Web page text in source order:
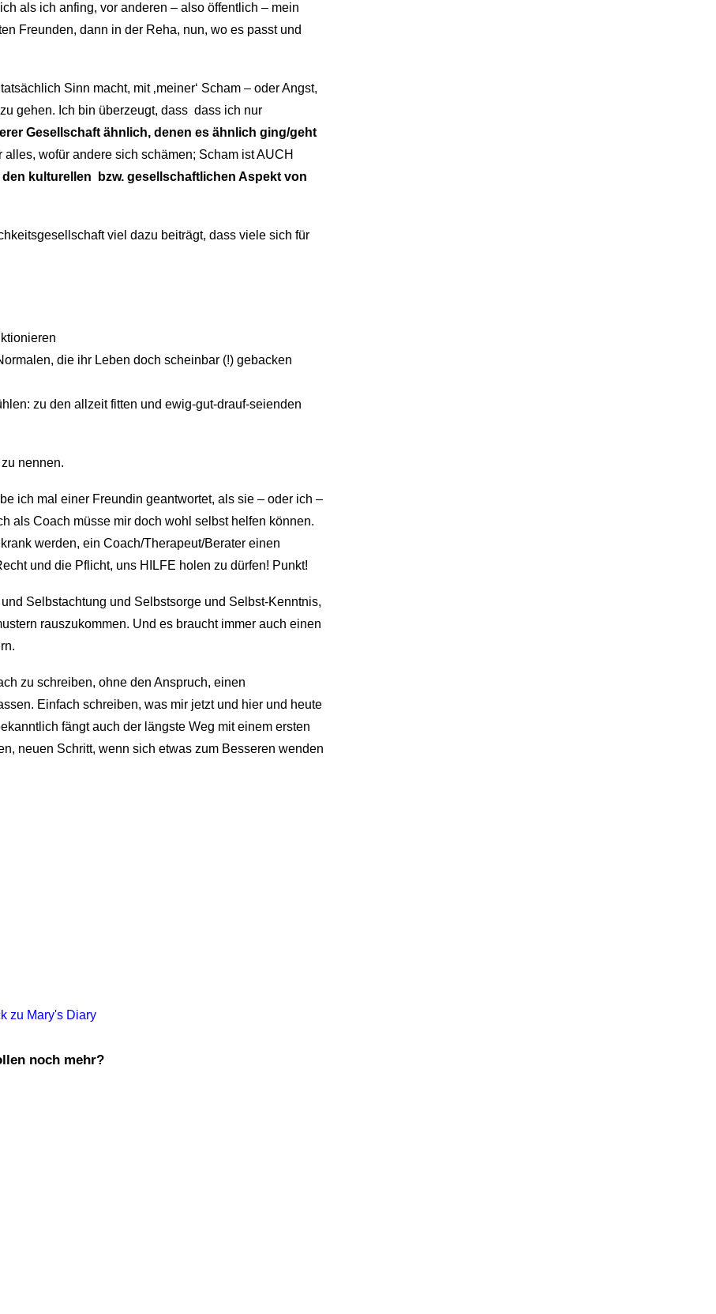
als ich anfing, vor anderen – also öffentlich – mein
Freunden, dann in der Reha, nun, wo es passt und
Sinn macht, mit ‚meiner‘ Scham – oder Angst,
gehen. Ich bin überzeugt, dass dass ich nur
Gesellschaft ähnlich, denen es ähnlich ging/geht
wofür andere sich schämen; Scham ist AUCH
den kulturellen bzw. gesellschaftlichen Aspekt von
viel dazu beiträgt, dass viele sich für
die ihr Leben doch scheinbar (!) gebacken
zu den allzeit fitten und ewig-gut-drauf-seienden
nennen.
ich mal einer Freundin geantwortet, als sie – oder ich –
als Coach müsse mir doch wohl selbst helfen können.
werden, ein Coach/Therapeut/Berater einen
und die Pflicht, uns HILFE holen zu dürfen! Punkt!
Selbstachtung und Selbstsorge und Selbst-Kenntnis,
rauszukommen. Und es braucht immer auch einen
zu schreiben, ohne den Anspruch, einen
Einfach schreiben, was mir jetzt und hier und heute
fängt auch der längste Weg mit einem ersten
neuen Schritt, wenn sich etwas zum Besseren wenden
zu Mary's Diary
noch mehr?